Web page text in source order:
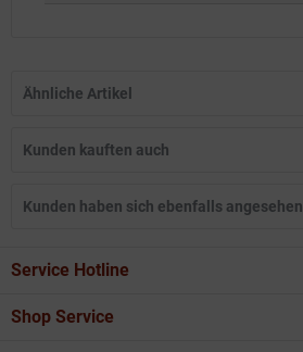
Ähnliche Artikel
Kunden kauften auch
Kunden haben sich ebenfalls angesehen
Service Hotline
Shop Service